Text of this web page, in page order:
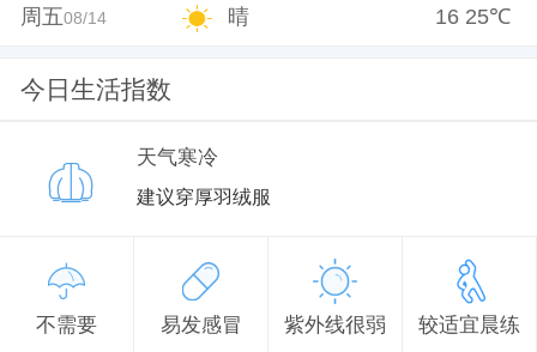
周五08/14 晴 16 25℃
今日生活指数
天气寒冷
建议穿厚羽绒服
不需要 易发感冒 紫外线很弱 较适宜晨练